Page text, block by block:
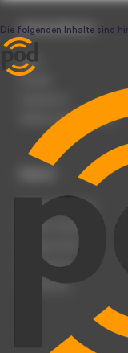
Unternehmen
Team
Werben auf podcast.de
Podcast anmelden
Podcast hochladen
Podcast-Events
Registrierung
Anmeldung